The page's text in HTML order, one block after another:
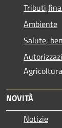
Ambiente
Salute,
NOVITÀ
Notizie